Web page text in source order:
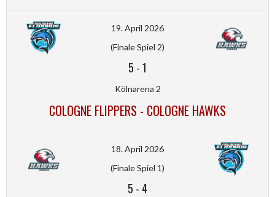
19. April 2026
(Finale Spiel 2)
5 -1
Kölnarena 2
COLOGNE FLIPPERS - COLOGNE HAWKS
18. April 2026
(Finale Spiel 1)
5 - 4